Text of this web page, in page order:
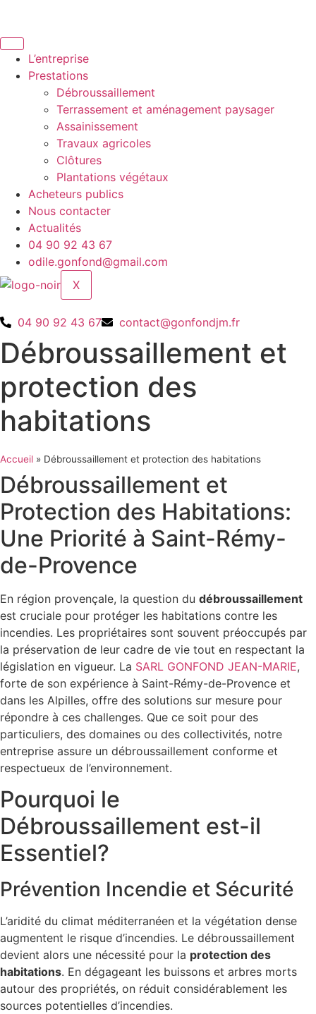
contenu
L’entreprise
Prestations
Débroussaillement
Terrassement et aménagement paysager
Assainissement
Travaux agricoles
Clôtures
Plantations végétaux
Acheteurs publics
Nous contacter
Actualités
04 90 92 43 67
odile.gonfond@gmail.com
X
04 90 92 43 67 contact@gonfondjm.fr
Débroussaillement et
protection des
habitations
Accueil » Débroussaillement et protection des habitations
Débroussaillement et
Protection des Habitations:
Une Priorité à Saint-Rémy-
de-Provence
En région provençale, la question du débroussaillement
est cruciale pour protéger les habitations contre les
incendies. Les propriétaires sont souvent préoccupés par
la préservation de leur cadre de vie tout en respectant la
législation en vigueur. La SARL GONFOND JEAN-MARIE,
forte de son expérience à Saint-Rémy-de-Provence et
dans les Alpilles, offre des solutions sur mesure pour
répondre à ces challenges. Que ce soit pour des
particuliers, des domaines ou des collectivités, notre
entreprise assure un débroussaillement conforme et
respectueux de l’environnement.
Pourquoi le
Débroussaillement est-il
Essentiel?
Prévention Incendie et Sécurité
L’aridité du climat méditerranéen et la végétation dense
augmentent le risque d’incendies. Le débroussaillement
devient alors une nécessité pour la protection des
habitations. En dégageant les buissons et arbres morts
autour des propriétés, on réduit considérablement les
sources potentielles d’incendies.